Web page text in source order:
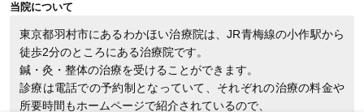
当院について
東京都羽村市にあるわかほい治療院は、JR青梅線の小作駅から
徒歩2分のところにある治療院です。
鍼・灸・整体の治療を受けることができます。
診療は電話での予約制となっていて、それぞれの治療の料金や
所要時間もホームページで紹介されているので、